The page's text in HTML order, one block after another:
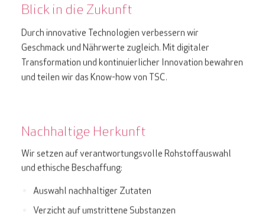
Blick in die Zukunft
Durch innovative Technologien verbessern wir
Geschmack und Nährwerte zugleich. Mit digitaler
Transformation und kontinuierlicher Innovation bewahren
und teilen wir das Know-how von TSC.
Nachhaltige Herkunft
Wir setzen auf verantwortungsvolle Rohstoffauswahl
und ethische Beschaffung:
Auswahl nachhaltiger Zutaten
Verzicht auf umstrittene Substanzen